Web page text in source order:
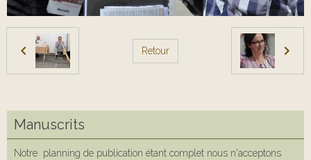
Retour
Manuscrits
Notre planning de publication étant complet nous n'acceptons